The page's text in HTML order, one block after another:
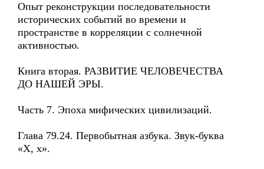
Опыт реконструкции последовательности
исторических событий во времени и
пространстве в корреляции с солнечной
активностью.
Книга вторая. РАЗВИТИЕ ЧЕЛОВЕЧЕСТВА
ДО НАШЕЙ ЭРЫ.
Часть 7. Эпоха мифических цивилизаций.
Глава 79.24. Первобытная азбука. Звук-буква
«Х, х».